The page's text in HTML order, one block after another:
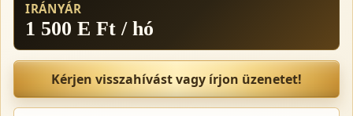
IRÁNYÁR
1 500 E Ft / hó
Kérjen visszahívást vagy írjon üzenetet!